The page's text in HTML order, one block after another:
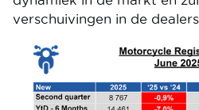
verschuivingen in de
Image